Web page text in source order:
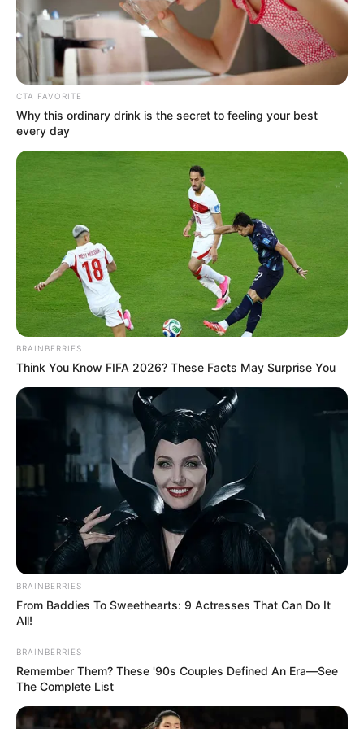
The Chapel Of Sound Amphitheater - Architectural
Marvels
Brainberries
10 Epic Failures That Were Completely Preventable
— Find Out
Brainberries
Scientists Happened Upon The Most Terrifying
Discovery